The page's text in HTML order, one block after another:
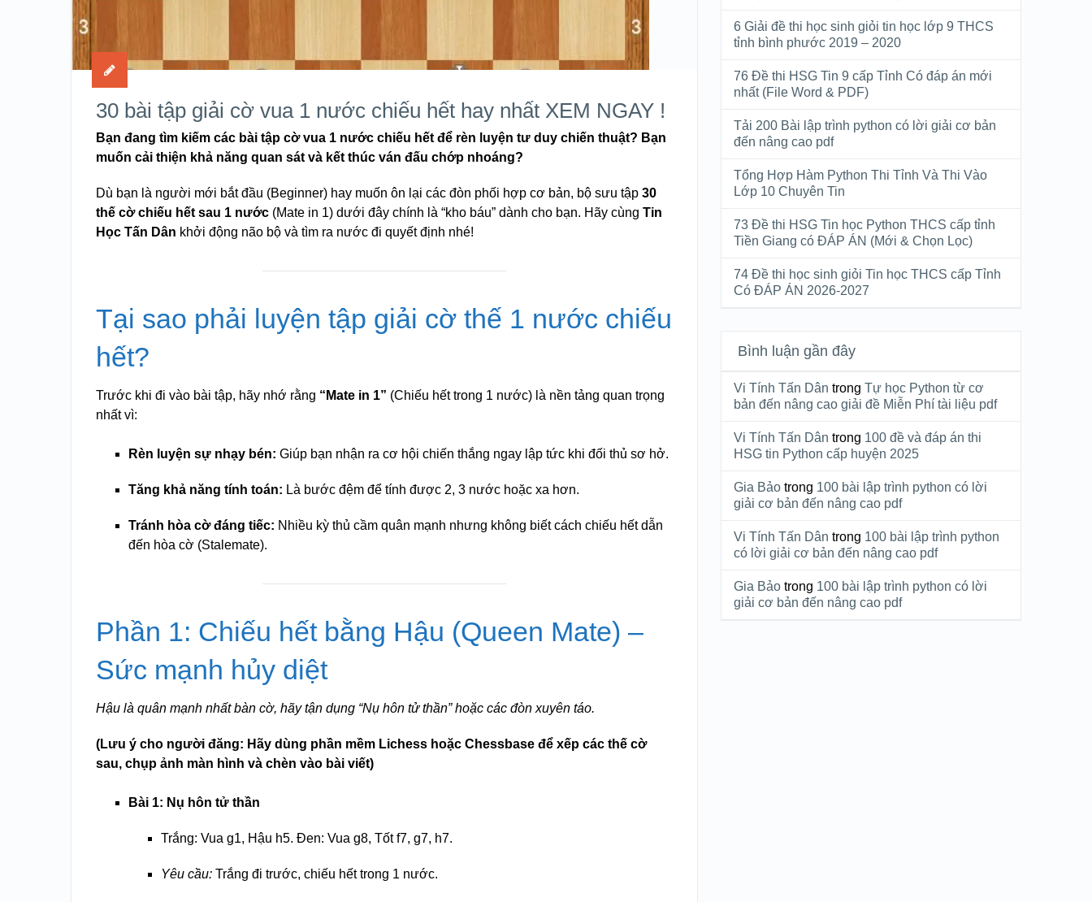
30 bài tập giải cờ vua 1 nước chiếu hết hay nhất XEM NGAY !
Bạn đang tìm kiếm các bài tập cờ vua 1 nước chiếu hết để rèn luyện tư duy chiến thuật? Bạn
muốn cải thiện khả năng quan sát và kết thúc ván đấu chớp nhoáng?
Dù bạn là người mới bắt đầu (Beginner) hay muốn ôn lại các đòn phối hợp cơ bản, bộ sưu tập30
thế cờ chiếu hết sau 1 nước (Mate in 1) dưới đây chính là “kho báu” dành cho bạn. Hãy cùngTin
Học Tấn Dân khởi động não bộ và tìm ra nước đi quyết định nhé!
Tại sao phải luyện tập giải cờ thế 1 nước chiếu
hết?
Trước khi đi vào bài tập, hãy nhớ rằng “Mate in 1” (Chiếu hết trong 1 nước) là nền tảng quan trọng
nhất vì:
Rèn luyện sự nhạy bén: Giúp bạn nhận ra cơ hội chiến thắng ngay lập tức khi đối thủ sơ hở.
Tăng khả năng tính toán: Là bước đệm để tính được 2, 3 nước hoặc xa hơn.
Tránh hòa cờ đáng tiếc: Nhiều kỳ thủ cầm quân mạnh nhưng không biết cách chiếu hết dẫn
đến hòa cờ (Stalemate).
Phần 1: Chiếu hết bằng Hậu (Queen Mate) –
Sức mạnh hủy diệt
Hậu là quân mạnh nhất bàn cờ, hãy tận dụng “Nụ hôn tử thần” hoặc các đòn xuyên táo.
(Lưu ý cho người đăng: Hãy dùng phần mềm Lichess hoặc Chessbase để xếp các thế cờ
sau, chụp ảnh màn hình và chèn vào bài viết)
Bài 1: Nụ hôn tử thần
Trắng: Vua g1, Hậu h5. Đen: Vua g8, Tốt f7, g7, h7.
Yêu cầu: Trắng đi trước, chiếu hết trong 1 nước.
6 Giải đề thi học sinh giỏi tin học lớp 9 THCS
tỉnh bình phước 2019 – 2020
76 Đề thi HSG Tin 9 cấp Tỉnh Có đáp án mới
nhất (File Word & PDF)
Tải 200 Bài lập trình python có lời giải cơ bản
đến nâng cao pdf
Tổng Hợp Hàm Python Thi Tỉnh Và Thi Vào
Lớp 10 Chuyên Tin
73 Đề thi HSG Tin học Python THCS cấp tỉnh
Tiền Giang có ĐÁP ÁN (Mới & Chọn Lọc)
74 Đề thi học sinh giỏi Tin học THCS cấp Tỉnh
Có ĐÁP ÁN 2026-2027
Bình luận gần đây
Vi Tính Tấn Dân trongTự học Python từ cơ
bản đến nâng cao giải đề Miễn Phí tài liệu pdf
Vi Tính Tấn Dân trong 100 đề và đáp án thi
HSG tin Python cấp huyện 2025
Gia Bảo trong 100 bài lập trình python có lời
giải cơ bản đến nâng cao pdf
Vi Tính Tấn Dân trong 100 bài lập trình python
có lời giải cơ bản đến nâng cao pdf
Gia Bảo trong 100 bài lập trình python có lời
giải cơ bản đến nâng cao pdf